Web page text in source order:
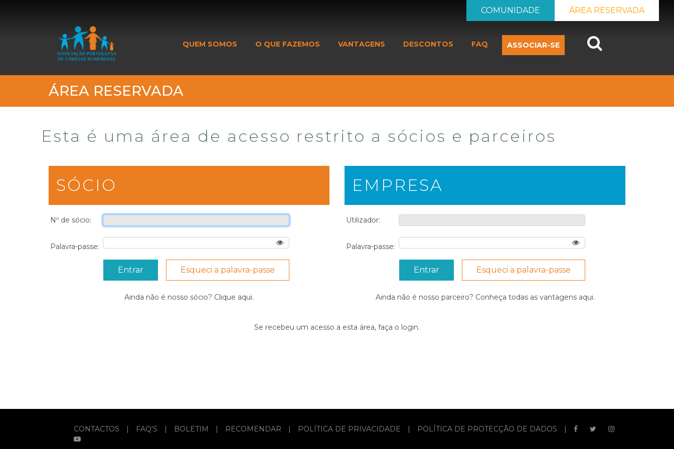
ÁREA RESERVADA
COMUNIDADE
QUEM SOMOS O QUE FAZEMOS VANTAGENS DESCONTOS FAQ ASSOCIAR-SE
ÁREA RESERVADA
Esta é uma área de acesso restrito a sócios e parceiros
SÓCIO
Nº de sócio:
Palavra-passe:
Esqueci a palavra-passe
Ainda não é nosso sócio? Clique aqui.
EMPRESA
Utilizador:
Palavra-passe:
Esqueci a palavra-passe
Ainda não é nosso parceiro? Conheça todas as vantagens aqui.
Se recebeu um acesso a esta área, faça o login.
CONTACTOS | FAQ'S | BOLETIM | RECOMENDAR | POLÍTICA DE PRIVACIDADE | POLÍTICA DE PROTECÇÃO DE DADOS |